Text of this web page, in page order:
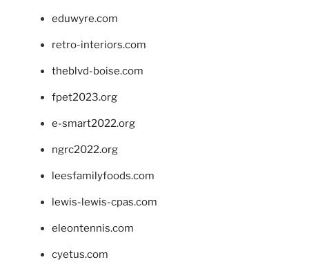
eduwyre.com
retro-interiors.com
theblvd-boise.com
fpet2023.org
e-smart2022.org
ngrc2022.org
leesfamilyfoods.com
lewis-lewis-cpas.com
eleontennis.com
cyetus.com